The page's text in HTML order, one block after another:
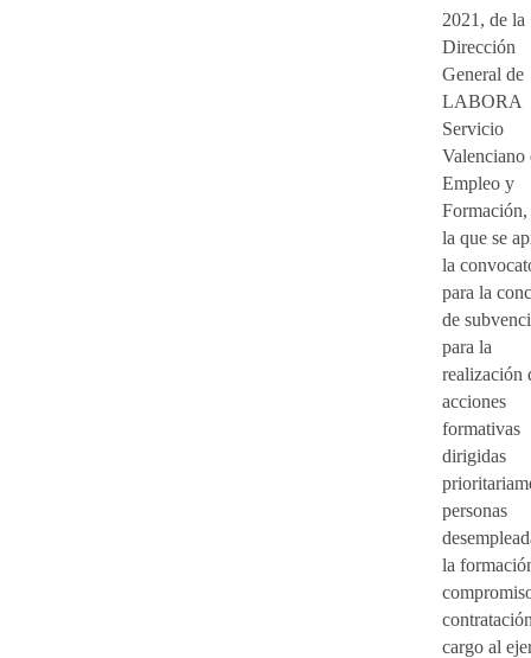
2021, de la
Dirección
General de
LABORA
Servicio
Valenciano
Empleo y
la que se
la
para la
de
para la
realización
acciones
formativas
dirigidas
personas
la
cargo al